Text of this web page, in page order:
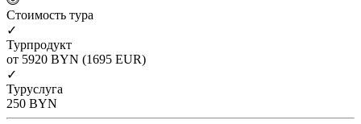
Cтоимость тура
✓
Турпродукт
от 5920 BYN (1695 EUR)
✓
Туруслуга
250 BYN